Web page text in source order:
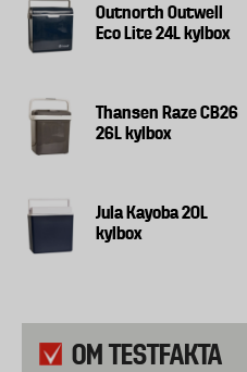
Outnorth Outwell
Eco Lite 24L kylbox
Thansen Raze CB26
26L kylbox
Jula Kayoba 20L
kylbox
OM TESTFAKTA